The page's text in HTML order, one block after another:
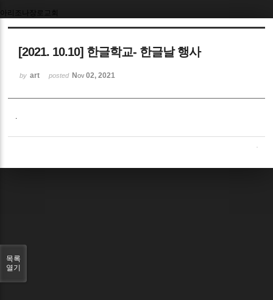
아리조나장로교회
[2021. 10.10] 한글학교- 한글날 행사
by art posted Nov 02, 2021
.
목록
열기
Sketchbook5, 스케치북5
Sketchbook5, 스케치북5